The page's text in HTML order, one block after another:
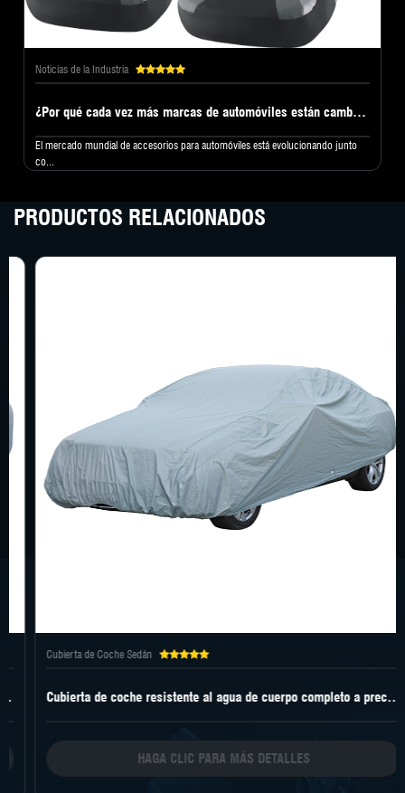
Noticias de la Industria
¿Por qué cada vez más marcas de automóviles están cambiando a una fábrica profesional de fundas para asientos de automóvil?
El mercado mundial de accesorios para automóviles está evolucionando junto
co...
PRODUCTOS RELACIONADOS
Cubierta de Coche Sedán
Cubierta de coche resistente al agua de cuerpo completo a precio de fábrica
HAGA CLIC PARA MÁS DETALLES